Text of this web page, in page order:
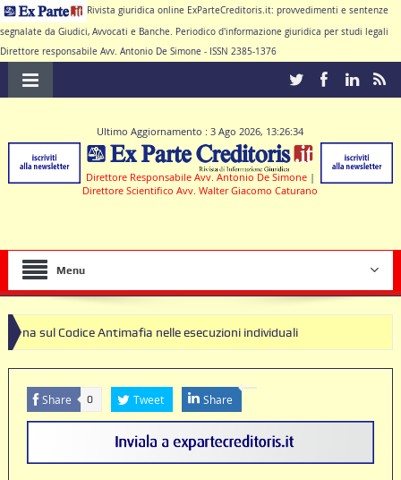
Rivista giuridica online ExParteCreditoris.it: provvedimenti e sentenze
segnalate da Giudici, Avvocati e Banche. Periodico d'informazione giuridica per studi legali
Direttore responsabile Avv. Antonio De Simone - ISSN 2385-1376
Ultimo Aggiornamento : 3 Ago 2026, 13:26:34
Direttore Responsabile Avv. Antonio De Simone |
Direttore Scientifico Avv. Walter Giacomo Caturano
Menu
Codice Antimafia nelle esecuzioni individuali
clausole nulle deve produrre il contratto di conto corrente
Share 0 Tweet Share